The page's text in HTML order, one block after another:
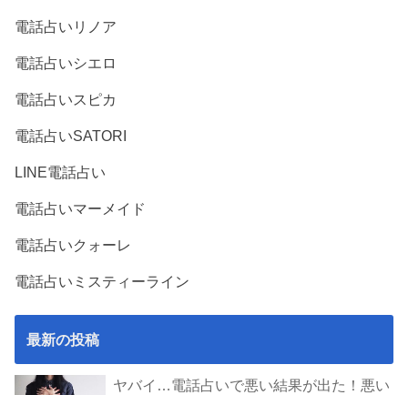
電話占いリノア
電話占いシエロ
電話占いスピカ
電話占いSATORI
LINE電話占い
電話占いマーメイド
電話占いクォーレ
電話占いミスティーライン
最新の投稿
ヤバイ…電話占いで悪い結果が出た！悪い